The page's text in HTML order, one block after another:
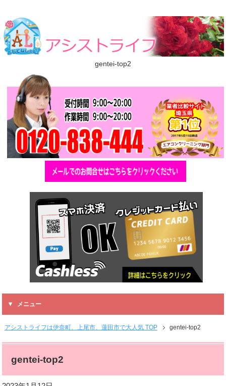
gentei-top2
メニュー
アシストライフは伊奈町、上尾市、蓮田市で大人気 TOP gentei-top2
gentei-top2